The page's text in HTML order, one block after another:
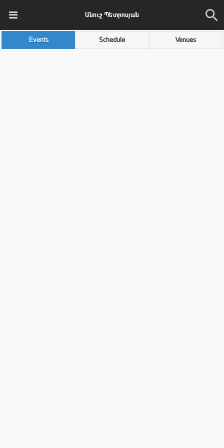
Անուշ Պետրոսյան
Events Schedule Venues